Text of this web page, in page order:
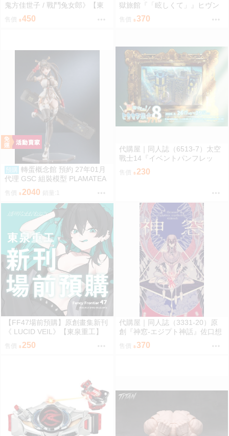
鬼方佳世子 / 戰鬥兔女郎》【東
泉重工】[ 蔚藍檔案 ブルアカ / 鬼
方佳世子 カヨコ ]
售價 450
獄旅館『「眩しくて」』ヒヴン
ショウ ないない★ぱらだいす
售價 370
預購
轉蛋概念館 預約 27年01月
代理 GSC 組裝模型 PLAMATEA
繪師toridamono MX醬 約16公分
售價 2040 銷量:1
代購屋｜同人誌（6513-7）太空
戰士14『イベントパンフレッ
ト』【頭割り】運営 なては
售價 230
【FF47場前預購】原創畫集新刊
《 LUCID VEIL》【東泉重工】
250
代購屋｜同人誌（3331-20）原
創『神窓-エジプト神話』佐口想
370